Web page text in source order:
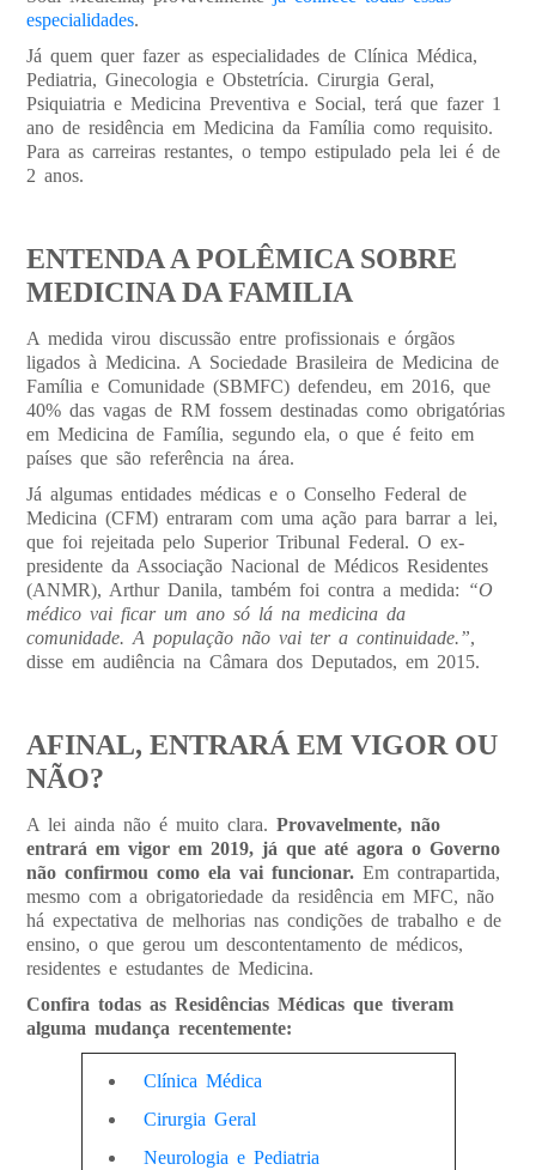
especialidades.
Já quem quer fazer as especialidades de Clínica Médica,
Pediatria, Ginecologia e Obstetrícia. Cirurgia Geral,
Psiquiatria e Medicina Preventiva e Social, terá que fazer 1
ano de residência em Medicina da Família como requisito.
Para as carreiras restantes, o tempo estipulado pela lei é de
2 anos.
ENTENDA A POLÊMICA SOBRE
MEDICINA DA FAMILIA
A medida virou discussão entre profissionais e órgãos
ligados à Medicina. A Sociedade Brasileira de Medicina de
Família e Comunidade (SBMFC) defendeu, em 2016, que
40% das vagas de RM fossem destinadas como obrigatórias
em Medicina de Família, segundo ela, o que é feito em
países que são referência na área.
Já algumas entidades médicas e o Conselho Federal de
Medicina (CFM) entraram com uma ação para barrar a lei,
que foi rejeitada pelo Superior Tribunal Federal. O ex-
presidente da Associação Nacional de Médicos Residentes
(ANMR), Arthur Danila, também foi contra a medida: “O
médico vai ficar um ano só lá na medicina da
comunidade. A população não vai ter a continuidade.”,
disse em audiência na Câmara dos Deputados, em 2015.
AFINAL, ENTRARÁ EM VIGOR OU
NÃO?
A lei ainda não é muito clara.Provavelmente, não
entrará em vigor em 2019, já que até agora o Governo
não confirmou como ela vai funcionar. Em contrapartida,
mesmo com a obrigatoriedade da residência em MFC, não
há expectativa de melhorias nas condições de trabalho e de
ensino, o que gerou um descontentamento de médicos,
residentes e estudantes de Medicina.
Confira todas as Residências Médicas que tiveram
alguma mudança recentemente:
Clínica Médica
Cirurgia Geral
Neurologia e Pediatria